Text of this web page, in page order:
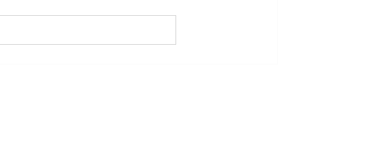
Parigi, les jeux sont faits